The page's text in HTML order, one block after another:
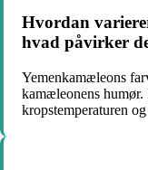
Hvordan
hvad påvirker
Yemenkamæleons
kamæleonens
kropstemperaturen